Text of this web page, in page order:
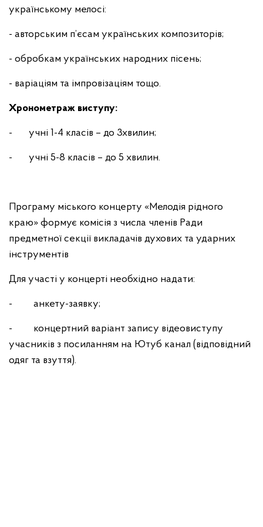
українському мелосі:
- авторським п’єсам українських композиторів;
- обробкам українських народних пісень;
- варіаціям та імпровізаціям тощо.
Хронометраж виступу:
- учні 1-4 класів – до 3хвилин;
- учні 5-8 класів – до 5 хвилин.
Програму міського концерту «Мелодія рідного
краю» формує комісія з числа членів Ради
предметної секції викладачів духових та ударних
інструментів
Для участі у концерті необхідно надати:
- ­анкету-заявку;
- концертний варіант запису відеовиступу
учасників з посиланням на Ютуб канал (відповідний
одяг та взуття).